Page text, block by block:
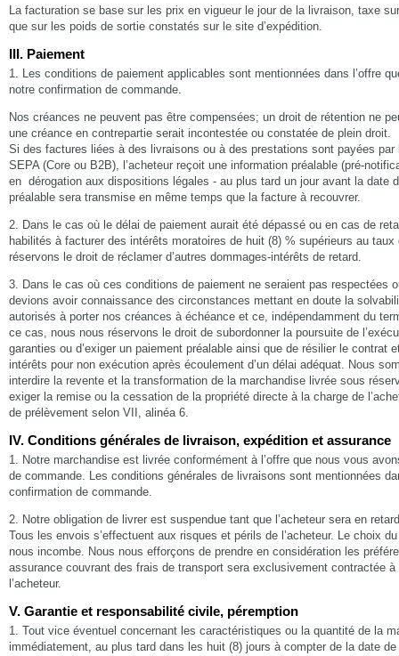
La facturation se base sur les prix en vigueur le jour de la livraison, taxe
que sur les poids de sortie constatés sur le site d’expédition.
III. Paiement
1. Les conditions de paiement applicables sont mentionnées dans l’offre
notre confirmation de commande.
Nos créances ne peuvent pas être compensées; un droit de rétention ne
une créance en contrepartie serait incontestée ou constatée de plein droit.
Si des factures liées à des livraisons ou à des prestations sont payées
SEPA (Core ou B2B), l’acheteur reçoit une information préalable (pré-
en dérogation aux dispositions légales - au plus tard un jour avant la date
préalable sera transmise en même temps que la facture à recouvrer.
2. Dans le cas où le délai de paiement aurait été dépassé ou en cas de
habilités à facturer des intérêts moratoires de huit (8) % supérieurs au taux
réservons le droit de réclamer d’autres dommages-intérêts de retard.
3. Dans le cas où ces conditions de paiement ne seraient pas respectées
devions avoir connaissance des circonstances mettant en doute la
autorisés à porter nos créances à échéance et ce, indépendamment du
ce cas, nous nous réservons le droit de subordonner la poursuite de
garanties ou d’exiger un paiement préalable ainsi que de résilier le contrat
intérêts pour non exécution après écoulement d’un délai adéquat. Nous
interdire la revente et la transformation de la marchandise livrée sous
exiger la remise ou la cessation de la propriété directe à la charge de
de prélèvement selon VII, alinéa 6.
IV. Conditions générales de livraison, expédition et assurance
1. Notre marchandise est livrée conformément à l’offre que nous vous
de commande. Les conditions générales de livraisons sont mentionnées
confirmation de commande.
2. Notre obligation de livrer est suspendue tant que l’acheteur sera en
Tous les envois s’effectuent aux risques et périls de l’acheteur. Le choix
nous incombe. Nous nous efforçons de prendre en considération les
assurance couvrant des frais de transport sera exclusivement contractée
l’acheteur.
V. Garantie et responsabilité civile, péremption
1. Tout vice éventuel concernant les caractéristiques ou la quantité de la
immédiatement, au plus tard dans les huit (8) jours à compter de la date